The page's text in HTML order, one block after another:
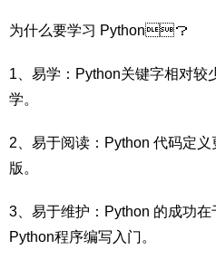
为什么要学习 Python？
1、易学：Python关键字相对较少
学 。
2、易于阅读：Python 代码定义
版。
3、易于维护：Python 的成功在
Python程序编写入门。